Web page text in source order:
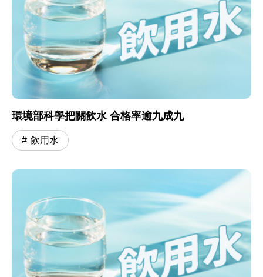
環境部科學把關飲水 合格率逾九成九
飲用水